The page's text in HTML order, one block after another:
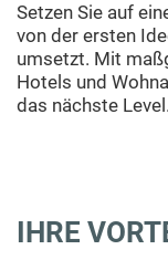
Setzen Sie auf
von der ersten
umsetzt. Mit
Hotels und
das nächste Level.
IHRE